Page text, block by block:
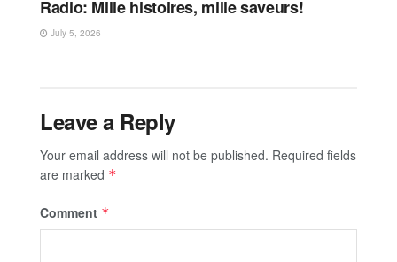
Radio: Mille histoires, mille saveurs!
July 5, 2026
Leave a Reply
Your email address will not be published. Required fields
are marked *
Comment *